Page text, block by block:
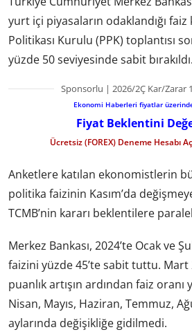
yurt içi piyasaların odaklandığı faiz
Politikası Kurulu (PPK) toplantısı
yüzde 50 seviyesinde sabit bırakıldı.
Sponsorlu | 2026/2Ç Kar/Zarar
Ekonomi Haberleri fiyatlar
Fiyat Beklentini
Ücretsiz (FOREX) Deneme Hesabı
Anketlere katılan ekonomistlerin
politika faizinin Kasım’da
TCMB’nin kararı beklentilere
Merkez Bankası, 2024’te Ocak ve
faizini yüzde 45’te sabit tuttu. Mart
puanlık artışın ardından faiz oranı
Nisan, Mayıs, Haziran, Temmuz,
aylarında değişikliğe gidilmedi.